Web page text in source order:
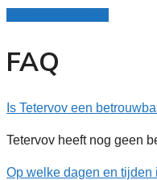
FAQ
Is Tetervov een
Tetervov heeft nog geen
Op welke dagen en